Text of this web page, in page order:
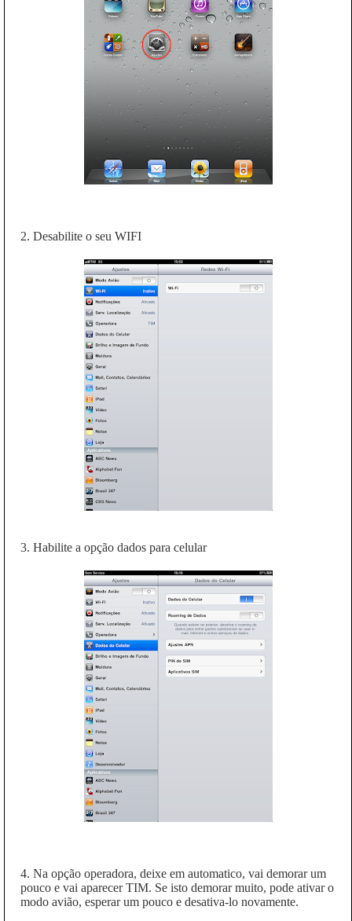
2. Desabilite o seu WIFI
3. Habilite a opção dados para celular
4. Na opção operadora, deixe em automatico, vai demorar um
pouco e vai aparecer TIM. Se isto demorar muito, pode ativar o
modo avião, esperar um pouco e desativa-lo novamente.